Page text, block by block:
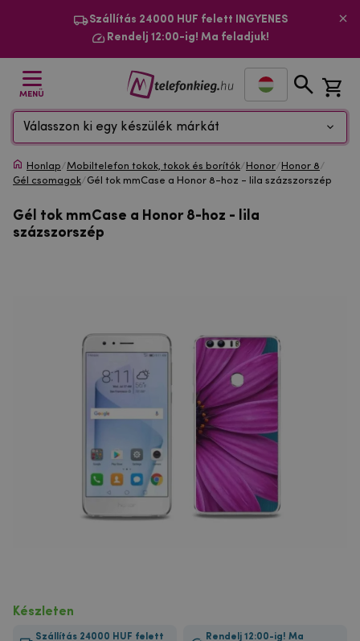
Szállítás 24000 HUF felett INGYENES
Rendelj 12:00-ig! Ma feladjuk!
MENÜ
Válasszon ki egy készülék márkát
Honlap/Mobiltelefon tokok, tokok és borítók/ Honor/ Honor 8/
Gél csomagok/Gél tok mmCase a Honor 8-hoz - lila százszorszép
Gél tok mmCase a Honor 8-hoz - lila
százszorszép
Készleten
Szállítás 24000 HUF felett
Rendelj 12:00-ig! Ma